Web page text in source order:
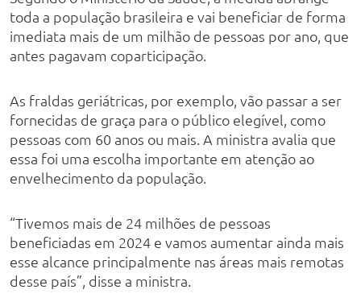
toda a população brasileira e vai beneficiar de forma
imediata mais de um milhão de pessoas por ano, que
antes pagavam coparticipação.
As fraldas geriátricas, por exemplo, vão passar a ser
fornecidas de graça para o público elegível, como
pessoas com 60 anos ou mais. A ministra avalia que
essa foi uma escolha importante em atenção ao
envelhecimento da população.
“Tivemos mais de 24 milhões de pessoas
beneficiadas em 2024 e vamos aumentar ainda mais
esse alcance principalmente nas áreas mais remotas
desse país”, disse a ministra.